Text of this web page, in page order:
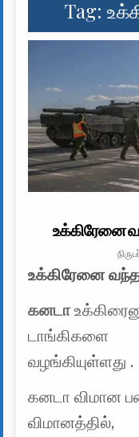
Tag:
உக்கிரேனை
உக்கிரேனை
கனடா
டாங்கிகளை
வழங்கியுள்ளது .
கனடா விமான
விமானத்தில்,